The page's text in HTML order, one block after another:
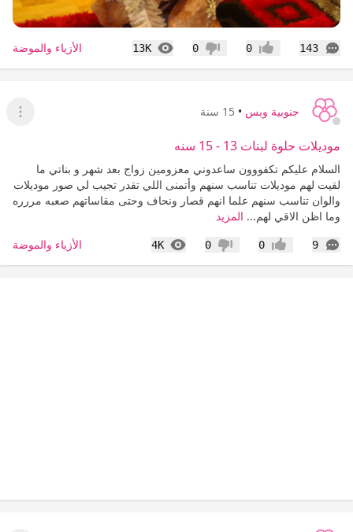
143
التعليقات إعجاب0 عدم إعجاب
0
13K
المشاهدات الأزياء والموضة
جنوبية وبس • 15 سنة
عرض
موديلات حلوة لبنات 13 - 15 سنه
السلام عليكم تكفووون ساعدوني معزومين زواج بعد شهر و بناتي ما
لقيت لهم موديلات تناسب سنهم وأتمنى اللي تقدر تجيب لي صور موديلات
والوان تناسب سنهم علما انهم قصار ونحاف وحتى مقاساتهم صعبه مررره
وما اظن الاقي لهم... المزيد
9
التعليقات إعجاب0 عدم إعجاب
0
4K
المشاهدات الأزياء والموضة